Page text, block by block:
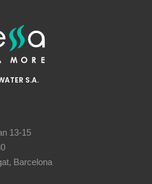
S.A.
13-15
Barcelona